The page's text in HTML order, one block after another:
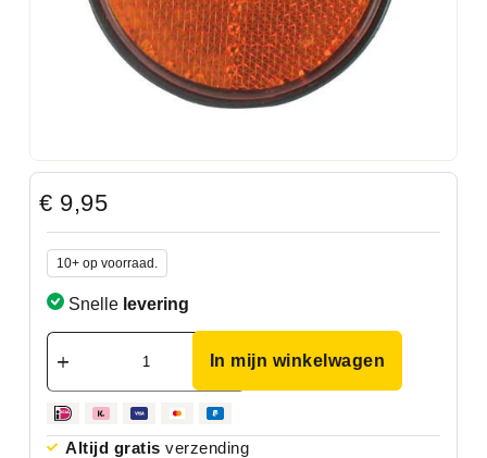
€ 9,95
10+ op voorraad.
Snelle levering
In mijn winkelwagen
Altijd gratis verzending